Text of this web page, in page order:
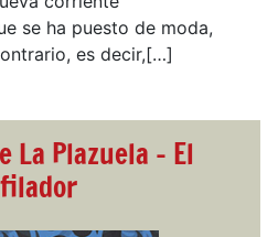
se ha puesto de moda,
es decir,[…]
La Plazuela - El